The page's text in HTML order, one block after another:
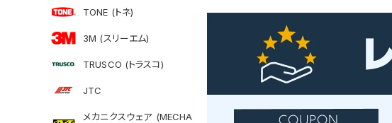
TONE (トネ)
3M (スリーエム)
TRUSCO (トラスコ)
JTC
メカニクスウェア (MECHA